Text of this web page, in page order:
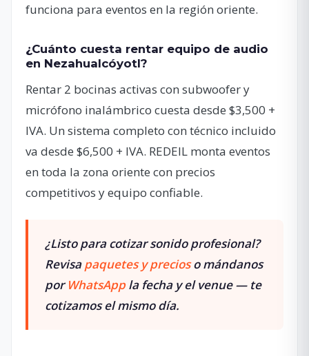
funciona para eventos en la región oriente.
¿Cuánto cuesta rentar equipo de audio
en Nezahualcóyotl?
Rentar 2 bocinas activas con subwoofer y
micrófono inalámbrico cuesta desde $3,500 +
IVA. Un sistema completo con técnico incluido
va desde $6,500 + IVA. REDEIL monta eventos
en toda la zona oriente con precios
competitivos y equipo confiable.
¿Listo para cotizar sonido profesional?
Revisapaquetes y precioso mándanos
por WhatsAppla fecha y el venue — te
cotizamos el mismo día.